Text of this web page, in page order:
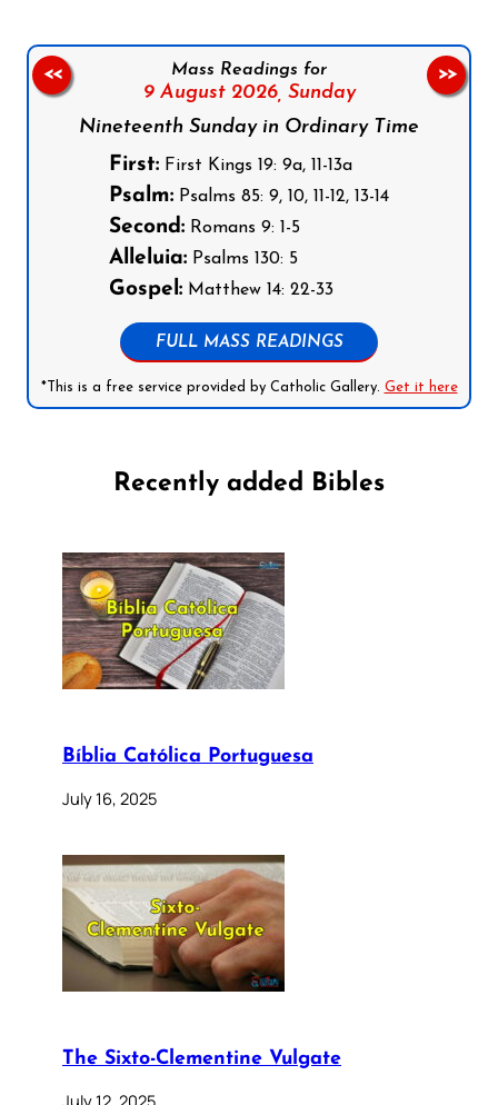
Mass Readings for
9 August 2026, Sunday
Nineteenth Sunday in Ordinary Time
First: First Kings 19: 9a, 11-13a
Psalm: Psalms 85: 9, 10, 11-12, 13-14
Second: Romans 9: 1-5
Alleluia: Psalms 130: 5
Gospel: Matthew 14: 22-33
FULL MASS READINGS
*This is a free service provided by Catholic Gallery. Get it here
<< >>
Recently added Bibles
Bíblia Católica Portuguesa
July 16, 2025
The Sixto-Clementine Vulgate
July 12, 2025